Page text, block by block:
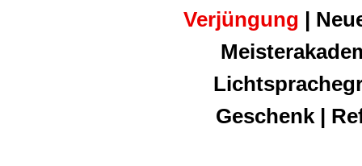
Verjüngung |
Geschenk |